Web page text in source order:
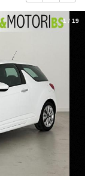
1 / 19